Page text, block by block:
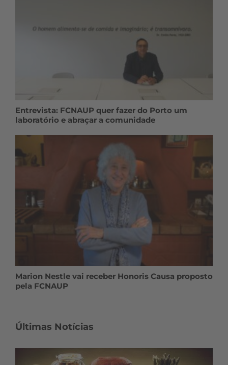
Entrevista: FCNAUP quer fazer do Porto um
laboratório e abraçar a comunidade
Marion Nestle vai receber Honoris Causa proposto
pela FCNAUP
Últimas Notícias